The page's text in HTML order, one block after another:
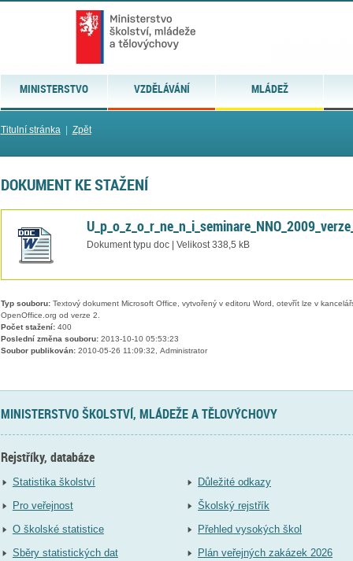
MINISTERSTVO VZDĚLÁVÁNÍ MLÁDEŽ
Titulní stránka| Zpět
DOKUMENT KE STAŽENÍ
Dokument typu doc | Velikost 338,5 kB
Typ souboru:Textový dokument Microsoft Office, vytvořený v editoru Word, otevřít lze v
OpenOffice.org od verze 2.
Počet stažení:400
Poslední změna souboru:2013-10-10 05:53:23
Soubor publikován:2010-05-26 11:09:32, Administrator
MINISTERSTVO ŠKOLSTVÍ, MLÁDEŽE A TĚLOVÝCHOVY
Rejstříky, databáze
Statistika školství
Pro veřejnost
O školské statistice
Sběry statistických dat
Důležité odkazy
Školský rejstřík
Přehled vysokých škol
Plán veřejných zakázek 2026